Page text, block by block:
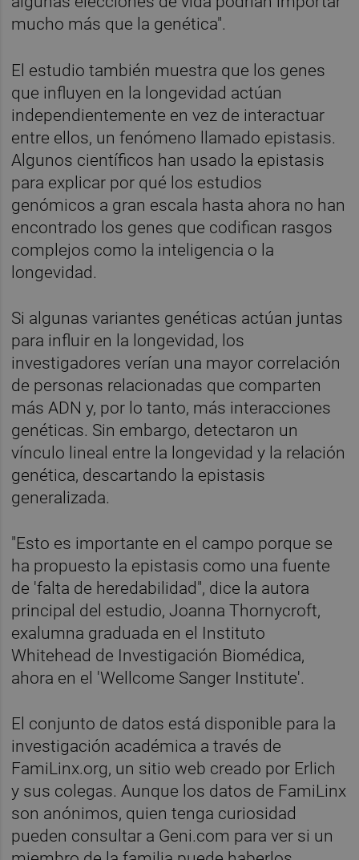
mucho más que la genética".
El estudio también muestra que los genes
que influyen en la longevidad actúan
independientemente en vez de interactuar
entre ellos, un fenómeno llamado epistasis.
Algunos científicos han usado la epistasis
para explicar por qué los estudios
genómicos a gran escala hasta ahora no han
encontrado los genes que codifican rasgos
complejos como la inteligencia o la
longevidad.
Si algunas variantes genéticas actúan juntas
para influir en la longevidad, los
investigadores verían una mayor correlación
de personas relacionadas que comparten
más ADN y, por lo tanto, más interacciones
genéticas. Sin embargo, detectaron un
vínculo lineal entre la longevidad y la relación
genética, descartando la epistasis
generalizada.
"Esto es importante en el campo porque se
ha propuesto la epistasis como una fuente
de 'falta de heredabilidad", dice la autora
principal del estudio, Joanna Thornycroft,
exalumna graduada en el Instituto
Whitehead de Investigación Biomédica,
ahora en el 'Wellcome Sanger Institute'.
El conjunto de datos está disponible para la
investigación académica a través de
FamiLinx.org, un sitio web creado por Erlich
y sus colegas. Aunque los datos de FamiLinx
son anónimos, quien tenga curiosidad
pueden consultar a Geni.com para ver si un